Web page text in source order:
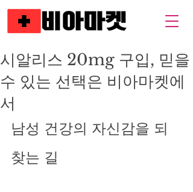
시알리스 20mg 구입, 믿을
수 있는 선택은 비아마켓에
서
남성 건강의 자신감을 되
찾는 길